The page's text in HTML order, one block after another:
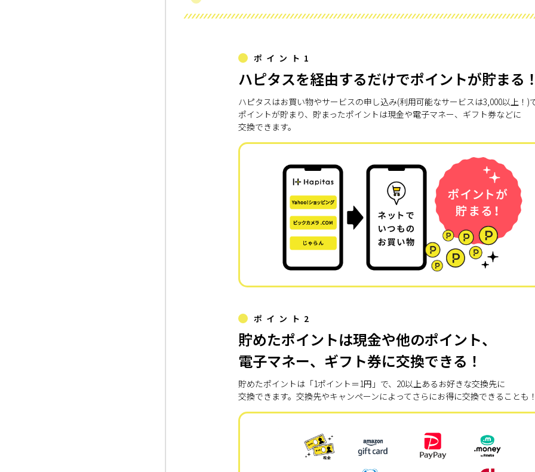
ポイント1
ハピタスを経由するだけでポイントが貯まる
ハピタスはお買い物やサービスの申し込み(利用可能なサービスは3,000以上！)
ポイントが貯まり、貯まったポイントは現金や電子マネー、ギフト券などに
交換できます。
ポイント2
貯めたポイントは現金や他のポイント、
電子マネー、ギフト券に交換できる！
貯めたポイントは「1ポイント＝1円」で、20以上あるお好きな交換先に
交換できます。交換先やキャンペーンによってさらにお得に交換できることも